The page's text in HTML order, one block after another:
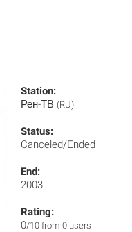
Station:
Рен-ТВ (RU)
Status:
Canceled/Ended
End:
2003
Rating:
0/10 from 0 users